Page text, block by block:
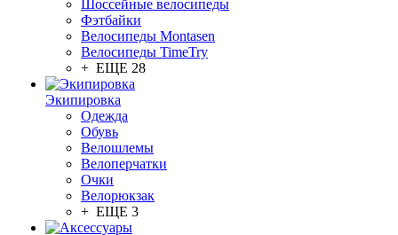
Шоссейные велосипеды
Фэтбайки
Велосипеды Montasen
Велосипеды TimeTry
+ ЕЩЕ 28
Экипировка
Одежда
Обувь
Велошлемы
Велоперчатки
Очки
Велорюкзак
+ ЕЩЕ 3